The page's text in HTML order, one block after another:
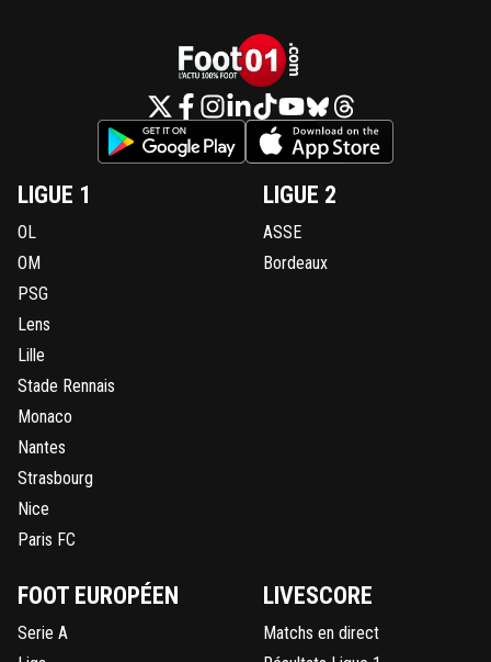
LIGUE 1
OL
OM
PSG
Lens
Lille
Stade Rennais
Monaco
Nantes
Strasbourg
Nice
Paris FC
LIGUE 2
ASSE
Bordeaux
FOOT EUROPÉEN
Serie A
LIVESCORE
Matchs en direct